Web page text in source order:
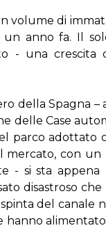
vo­lu­me di
un an­no fa. Il
- una cre­sci­ta
del­la Spa­gna
del­le Ca­se
par­co adot­ta­to
mer­ca­to, con
- si sta
di­sa­stro­so
del ca­na­le